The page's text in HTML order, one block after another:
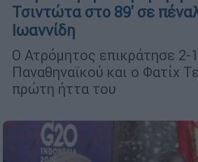
Τσιντώτα στο 89' σε
Ιωαννίδη
Ο Ατρόμητος επικράτησε 2-
Παναθηναϊκού και ο Φατίχ
πρώτη ήττα του